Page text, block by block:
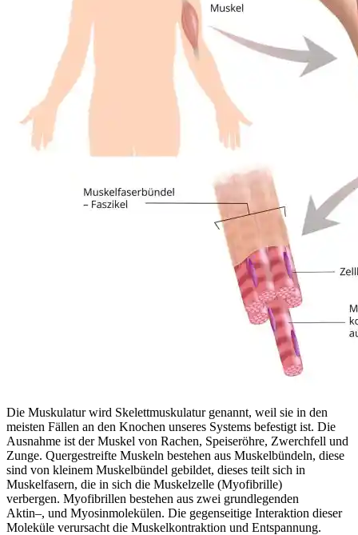
Die Muskulatur wird Skelettmuskulatur genannt, weil sie in den
meisten Fällen an den Knochen unseres Systems befestigt ist. Die
Ausnahme ist der Muskel von Rachen, Speiseröhre, Zwerchfell und
Zunge. Quergestreifte Muskeln bestehen aus Muskelbündeln, diese
sind von kleinem Muskelbündel gebildet, dieses teilt sich in
Muskelfasern, die in sich die Muskelzelle (Myofibrille)
verbergen. Myofibrillen bestehen aus zwei grundlegenden
Aktin–, und Myosinmolekülen. Die gegenseitige Interaktion dieser
Moleküle verursacht die Muskelkontraktion und Entspannung.